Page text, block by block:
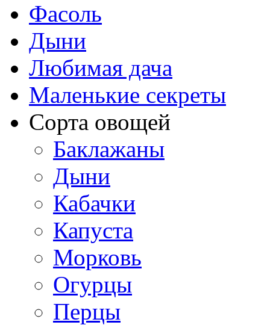
Фасоль
Дыни
Любимая дача
Маленькие секреты
Сорта овощей
Баклажаны
Дыни
Кабачки
Капуста
Морковь
Огурцы
Перцы